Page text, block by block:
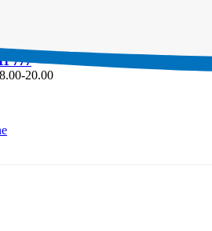
777
20.00